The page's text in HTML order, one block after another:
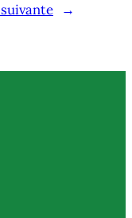
suivante →